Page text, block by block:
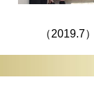
）